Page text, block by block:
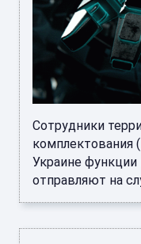
Сотрудники
Украине функции
отправляют на